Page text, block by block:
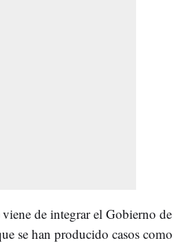
de integrar el Gobierno de
se han producido casos como